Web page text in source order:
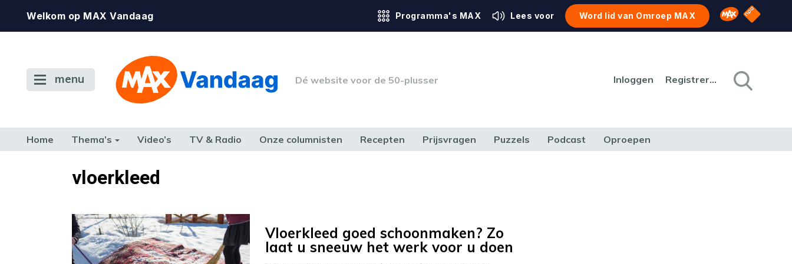
Welkom op MAX Vandaag Programma's MAX Lees voor Word lid van Omroep MAX Omroep MAX
NPO
menu Dé website voor de 50-plusser Inloggen Registreren
Home Thema’s Video’s TV & Radio Onze columnisten Recepten Prijsvragen Puzzels Podcast Oproepen
TERUG NAAR TOENvloerkleed
Vloerkleed goed schoonmaken? Zo
laat u sneeuw het werk voor u doen